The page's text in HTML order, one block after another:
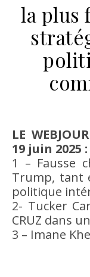
la plus
LE WEBJOURNAL DE RADIO-QUÉBEC du
19 juin 2025 :
1 – Fausse
Trump, tant
politique
2- Tucker
CRUZ dans
3 – Imane